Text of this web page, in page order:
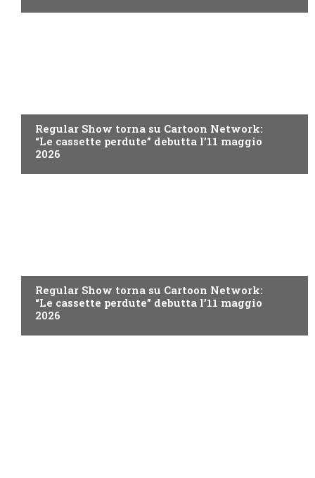
Regular Show torna su Cartoon Network:
“Le cassette perdute” debutta l’11 maggio
2026
Regular Show torna su Cartoon Network:
“Le cassette perdute” debutta l’11 maggio
2026